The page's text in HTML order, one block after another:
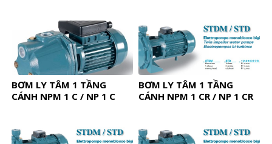
BƠM LY TÂM 1 TẦNG
CÁNH NPM 1 C / NP 1 C
BƠM LY TÂM 1 TẦNG
CÁNH NPM 1 CR / NP 1 CR